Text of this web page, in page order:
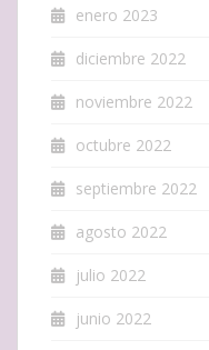
enero 2023
diciembre 2022
noviembre 2022
octubre 2022
septiembre 2022
agosto 2022
julio 2022
junio 2022